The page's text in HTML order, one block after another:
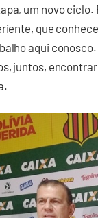
um novo
que
aqui
juntos,